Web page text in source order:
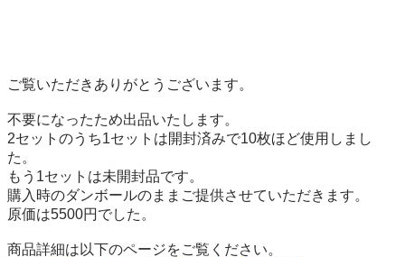
ご覧いただきありがとうございます。
不要になったため出品いたします。
2セットのうち1セットは開封済みで10枚ほど使用しまし
た。
もう1セットは未開封品です。
購入時のダンボールのままご提供させていただきます。
原価は5500円でした。